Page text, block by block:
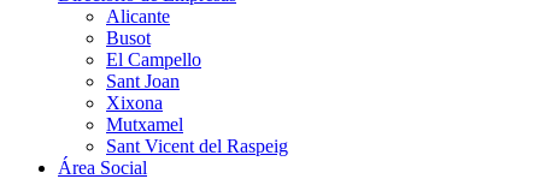
Alicante
Busot
El Campello
Sant Joan
Xixona
Mutxamel
Sant Vicent del Raspeig
Área Social